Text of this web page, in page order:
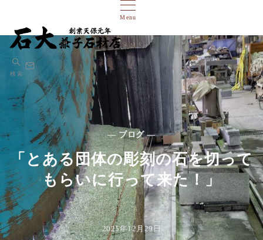
Menu
検索
— ブログ —
「とある団体の彫刻の石を切って
もらいに行って来た！」
2025年12月29日